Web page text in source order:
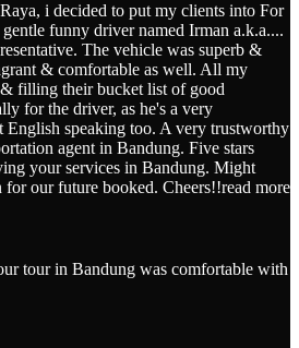
i decided to put my clients into For
funny driver named Irman a.k.a....
The vehicle was superb &
& comfortable as well. All my
filling their bucket list of good
for the driver, as he's a very
English speaking too. A very trustworthy
agent in Bandung. Five stars
your services in Bandung. Might
our future booked. Cheers!!read more
tour in Bandung was comfortable with